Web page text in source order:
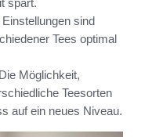
Einstellungen sind
Tees optimal
Die Möglichkeit,
Teesorten
auf ein neues Niveau.